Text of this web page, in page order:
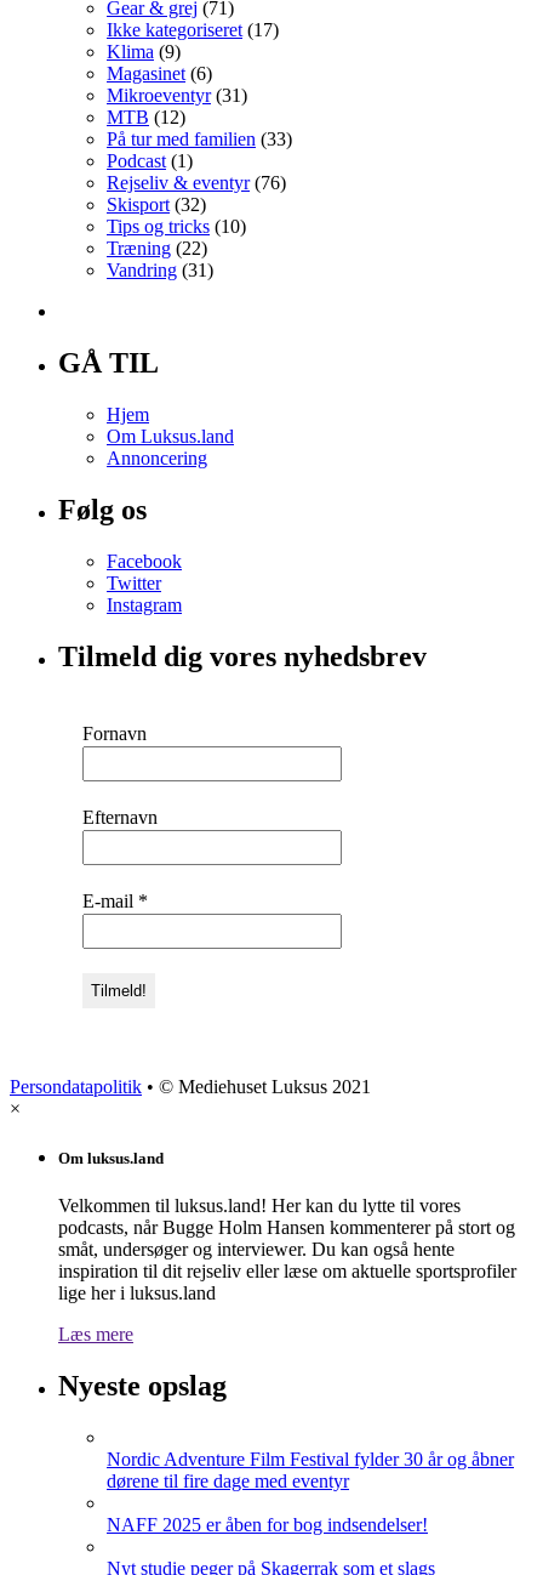
Gear & grej (71)
Ikke kategoriseret (17)
Klima (9)
Magasinet (6)
Mikroeventyr(31)
MTB (12)
På tur med familien (33)
Podcast (1)
Rejseliv & eventyr(76)
Skisport (32)
Tips og tricks (10)
Træning (22)
Vandring (31)
GÅ TIL
Hjem
Om Luksus.land
Annoncering
Følg os
Facebook
Twitter
Instagram
Tilmeld dig vores nyhedsbrev
Fornavn
Efternavn
E-mail *
Persondatapolitik • © Mediehuset Luksus 2021
×
Om luksus.land
Velkommen til luksus.land! Her kan du lytte til vores
podcasts, når Bugge Holm Hansen kommenterer på stort og
småt, undersøger og interviewer. Du kan også hente
inspiration til dit rejseliv eller læse om aktuelle sportsprofiler
lige her i luksus.land
Læs mere
Nyeste opslag
Nordic Adventure Film Festival fylder 30 år og åbner
dørene til fire dage med eventyr
NAFF 2025 er åben for bog indsendelser!
Nyt studie peger på Skagerrak som et slags